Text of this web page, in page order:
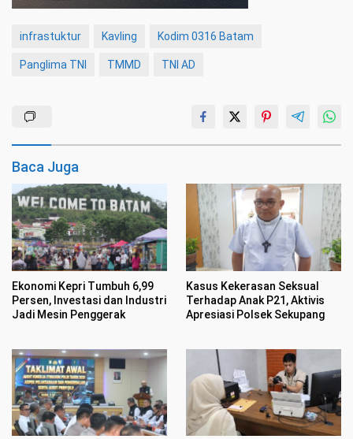
infrastuktur Kavling Kodim 0316 Batam
Panglima TNI TMMD TNI AD
Baca Juga
Ekonomi Kepri Tumbuh 6,99
Persen, Investasi dan Industri
Jadi Mesin Penggerak
Kasus Kekerasan Seksual
Terhadap Anak P21, Aktivis
Apresiasi Polsek Sekupang